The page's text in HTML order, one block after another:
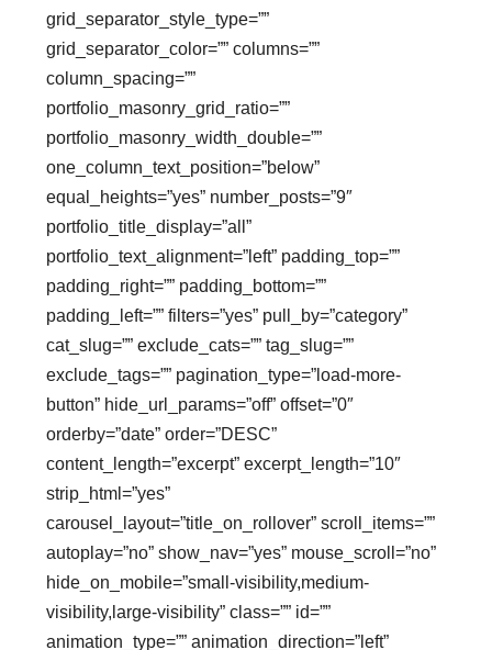
grid_separator_style_type=””
grid_separator_color=”” columns=””
column_spacing=””
portfolio_masonry_grid_ratio=””
portfolio_masonry_width_double=””
one_column_text_position=”below”
equal_heights=”yes” number_posts=”9″
portfolio_title_display=”all”
portfolio_text_alignment=”left” padding_top=””
padding_right=”” padding_bottom=””
padding_left=”” filters=”yes” pull_by=”category”
cat_slug=”” exclude_cats=”” tag_slug=””
exclude_tags=”” pagination_type=”load-more-
button” hide_url_params=”off” offset=”0″
orderby=”date” order=”DESC”
content_length=”excerpt” excerpt_length=”10″
strip_html=”yes”
carousel_layout=”title_on_rollover” scroll_items=””
autoplay=”no” show_nav=”yes” mouse_scroll=”no”
hide_on_mobile=”small-visibility,medium-
visibility,large-visibility” class=”” id=””
animation_type=”” animation_direction=”left”